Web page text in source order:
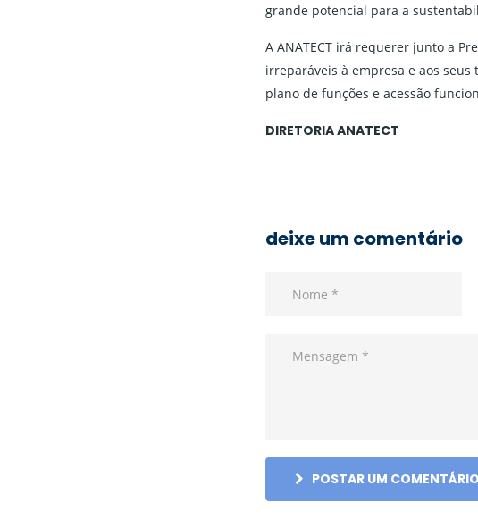
grande potencial para a
A ANATECT irá requerer junto a
irreparáveis à empresa e aos
plano de funções e acessão
DIRETORIA ANATECT
deixe um comentário
POSTAR UM COMENTÁRIO